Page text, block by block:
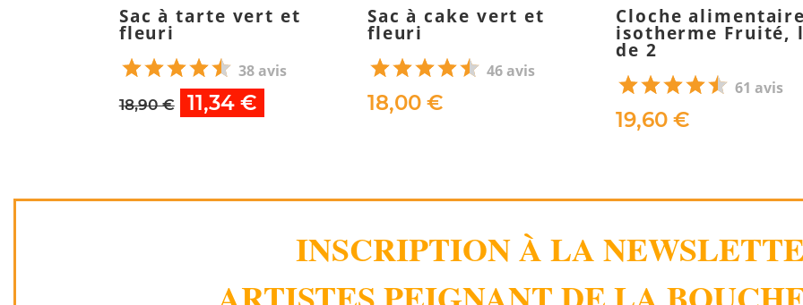
Sac à tarte vert et
fleuri
38 avis
18,90 € 11,34 €
Sac à cake vert et
fleuri
46 avis
18,00 €
Cloche
isotherme Fruité,
de 2
61 avis
19,60 €
INSCRIPTION À LA